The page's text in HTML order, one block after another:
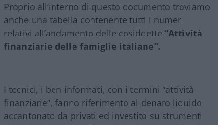
Proprio all’interno di questo documento troviamo
anche una tabella contenente tutti i numeri
relativi all’andamento delle cosiddette“Attività
finanziarie delle famiglie italiane”.
I tecnici, i ben informati, con i termini “attività
finanziarie”, fanno riferimento al denaro liquido
accantonato da privati ed investito su strumenti